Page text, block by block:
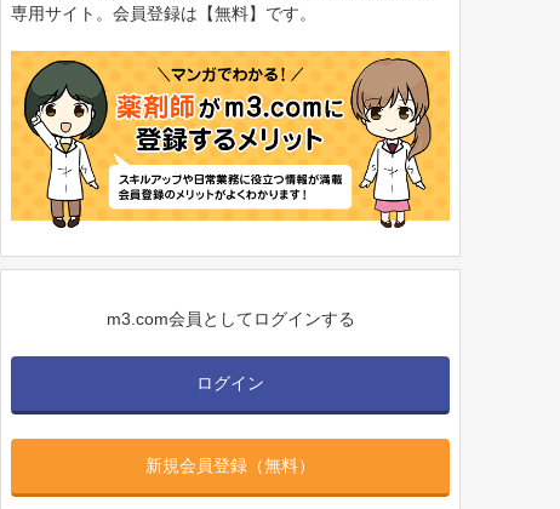
専用サイト。会員登録は【無料】です。
m3.com会員としてログインする
ログイン
新規会員登録（無料）